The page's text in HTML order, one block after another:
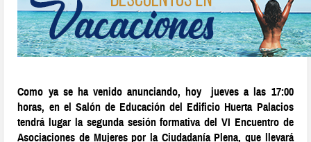
Como ya se ha venido anunciando, hoy jueves a las 17:00
horas, en el Salón de Educación del Edificio Huerta Palacios
tendrá lugar la segunda sesión formativa del VI Encuentro de
Asociaciones de Mujeres por la Ciudadanía Plena, que llevará